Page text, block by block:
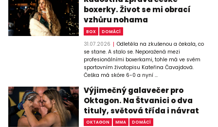
boxerky. Život se mi obrací
vzhůru nohama
BOX DOMÁCÍ
31.07.2026
Odletěla na zkušenou a čekala, co
se stane. A stalo se. Neporažená mezi
profesionálními boxerkami, tohle má ve svém
sportovním životopisu Kateřina Čavajdová.
Češka má skóre 6-0 a nyní ...
Výjimečný galavečer pro
Oktagon. Na Štvanici o dva
tituly, světová třída i návrat
OKTAGON MMA DOMÁCÍ